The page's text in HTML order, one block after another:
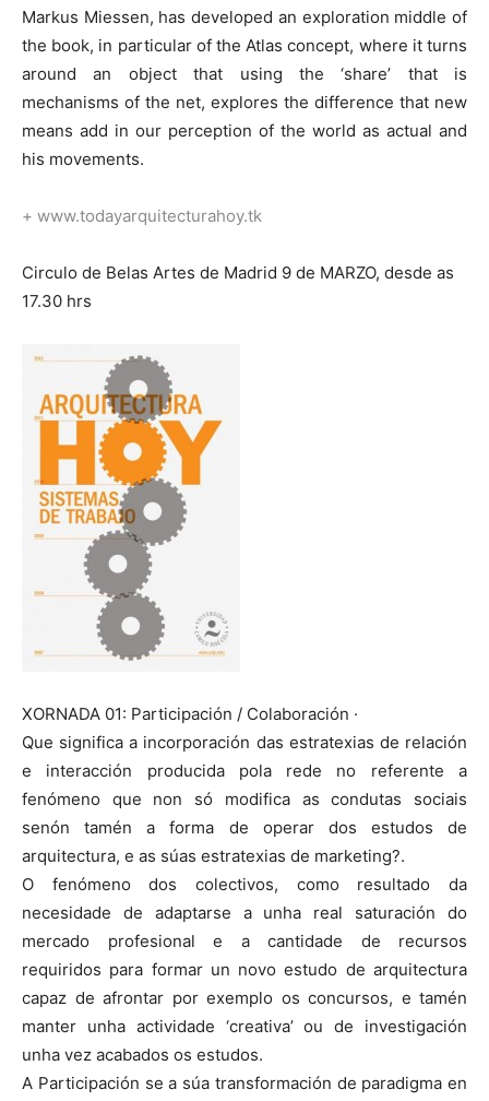
Markus Miessen, has developed an exploration middle of
the book, in particular of the Atlas concept, where it turns
around an object that using the ‘share’ that is
mechanisms of the net, explores the difference that new
means add in our perception of the world as actual and
his movements.
+ www.todayarquitecturahoy.tk
Circulo de Belas Artes de Madrid 9 de MARZO, desde as
17.30 hrs
XORNADA 01: Participación / Colaboración ·
Que significa a incorporación das estratexias de relación
e interacción producida pola rede no referente a
fenómeno que non só modifica as condutas sociais
senón tamén a forma de operar dos estudos de
arquitectura, e as súas estratexias de marketing?.
O fenómeno dos colectivos, como resultado da
necesidade de adaptarse a unha real saturación do
mercado profesional e a cantidade de recursos
requiridos para formar un novo estudo de arquitectura
capaz de afrontar por exemplo os concursos, e tamén
manter unha actividade ‘creativa’ ou de investigación
unha vez acabados os estudos.
A Participación se a súa transformación de paradigma en